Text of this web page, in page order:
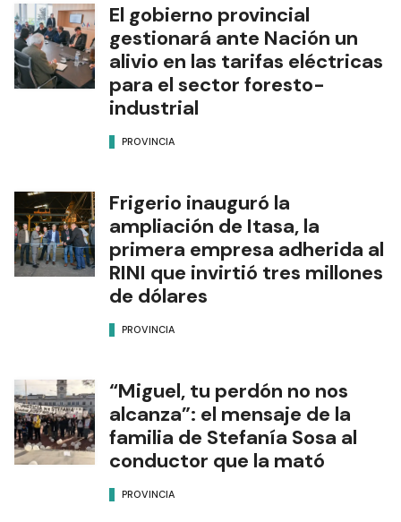
El gobierno provincial
gestionará ante Nación un
alivio en las tarifas eléctricas
para el sector foresto-
industrial
PROVINCIA
Frigerio inauguró la
ampliación de Itasa, la
primera empresa adherida al
RINI que invirtió tres millones
de dólares
PROVINCIA
“Miguel, tu perdón no nos
alcanza”: el mensaje de la
familia de Stefanía Sosa al
conductor que la mató
PROVINCIA